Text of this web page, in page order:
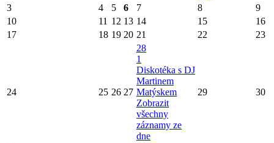
3 4 5 6 7 8
9
10
11 12 13 14 15
16
17
18 19 20 21 22 23
24 25 26 27
28
1
Diskotéka s DJ
Martinem
Matýskem
Zobrazit
všechny
záznamy ze
dne
29 30